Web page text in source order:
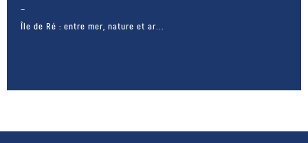
Île de Ré : entre mer, nature et ar...